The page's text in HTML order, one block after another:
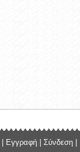
Εγγραφή Σύνδεση